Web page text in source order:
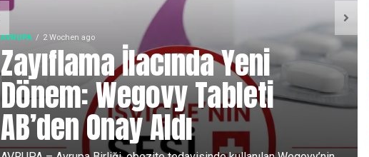
AVRUPA 2 Wochen ago
Zayıflama İlacında Yeni
Dönem: Wegovy Tableti
AB’den Onay Aldı